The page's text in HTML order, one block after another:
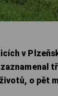
v
o pět